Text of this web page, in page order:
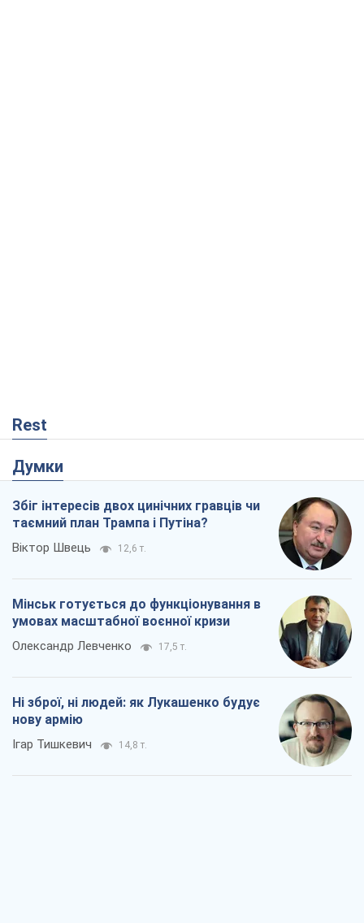
Rest
Думки
Збіг інтересів двох цинічних гравців чи
таємний план Трампа і Путіна?
Віктор Швець 12,6 т.
Мінськ готується до функціонування в
умовах масштабної воєнної кризи
Олександр Левченко 17,5 т.
Ні зброї, ні людей: як Лукашенко будує
нову армію
Ігар Тишкевич 14,8 т.